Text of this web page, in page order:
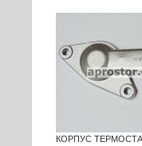
КОРПУС